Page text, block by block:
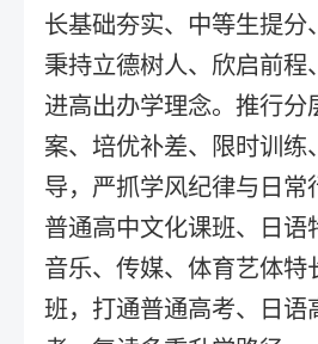
长基础夯实、中等生提分
秉持立德树人、欣启前程
进高出办学理念。推行分
案、培优补差、限时训练
导，严抓学风纪律与日常
普通高中文化课班、日语
音乐、传媒、体育艺体特
班，打通普通高考、日语